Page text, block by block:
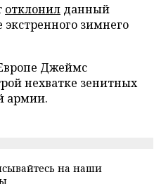
отклонил данный
экстренного зимнего
Джеймс
нехватке зенитных
армии.
на наши